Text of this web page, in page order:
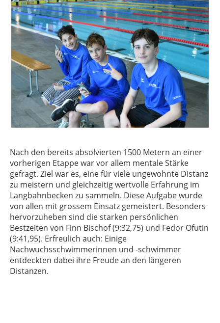
Nach den bereits absolvierten 1500 Metern an einer
vorherigen Etappe war vor allem mentale Stärke
gefragt. Ziel war es, eine für viele ungewohnte Distanz
zu meistern und gleichzeitig wertvolle Erfahrung im
Langbahnbecken zu sammeln. Diese Aufgabe wurde
von allen mit grossem Einsatz gemeistert. Besonders
hervorzuheben sind die starken persönlichen
Bestzeiten von Finn Bischof (9:32,75) und Fedor Ofutin
(9:41,95). Erfreulich auch: Einige
Nachwuchsschwimmerinnen und -schwimmer
entdeckten dabei ihre Freude an den längeren
Distanzen.